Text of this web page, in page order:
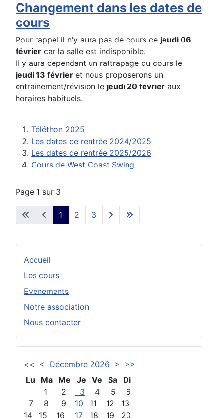
Accueil
Les cours
Evénements
Notre association
Nous contacter
<< < Décembre 2026 >
>>
Lu
Ma Me Je Ve Sa
Di
1
2 3 4 5
6
7
8 9 10 11 12
13
14
15 16 17 18 19 20
Changement dans les dates de
cours
Pour rappel il n'y aura pas de cours ce jeudi 06
février car la salle est indisponible.
Il y aura cependant un rattrapage du cours le
jeudi 13 février et nous proposerons un
entraînement/révision le jeudi 20 février aux
horaires habituels.
Téléthon 2025
Les dates de rentrée 2024/2025
Les dates de rentrée 2025/2026
Cours de West Coast Swing
Page 1 sur 3
1 2 3